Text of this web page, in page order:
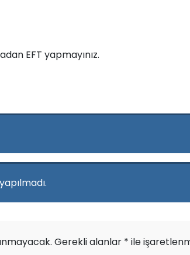
EFT yapmayınız.
Gerekli alanlar * ile